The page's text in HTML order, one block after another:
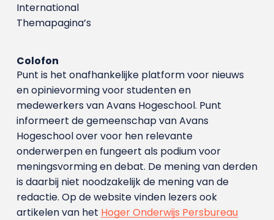
International
Themapagina’s
Colofon
Punt is het onafhankelijke platform voor nieuws
en opinievorming voor studenten en
medewerkers van Avans Hoge­school. Punt
informeert de gemeenschap van Avans
Hogeschool over voor hen relevante
onderwerpen en fungeert als podium voor
meningsvorming en debat. De mening van derden
is daarbij niet noodzakelijk de mening van de
redactie. Op de website vinden lezers ook
artikelen van het Hoger Onderwijs Persbureau